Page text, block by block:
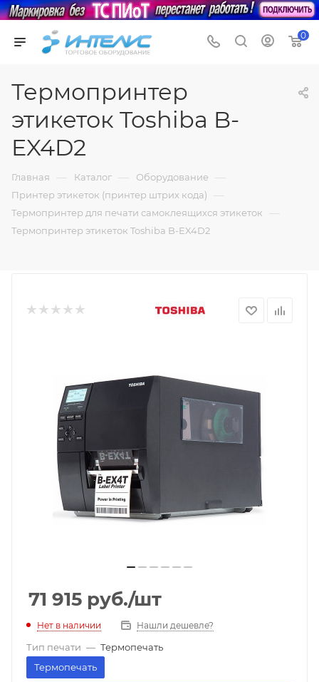
0
Термопринтер
этикеток Toshiba B-
EX4D2
Главная — Каталог — Оборудование —
Принтер этикеток (принтер штрих кода) —
Термопринтер для печати самоклеящихся этикеток —
Термопринтер этикеток Toshiba B-EX4D2
71 915 руб./шт
Нет в наличии Нашли дешевле?
Тип печати — Термопечать
Термопечать